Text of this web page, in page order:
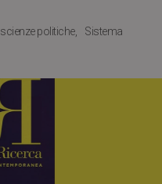
scienze politiche
Sistema